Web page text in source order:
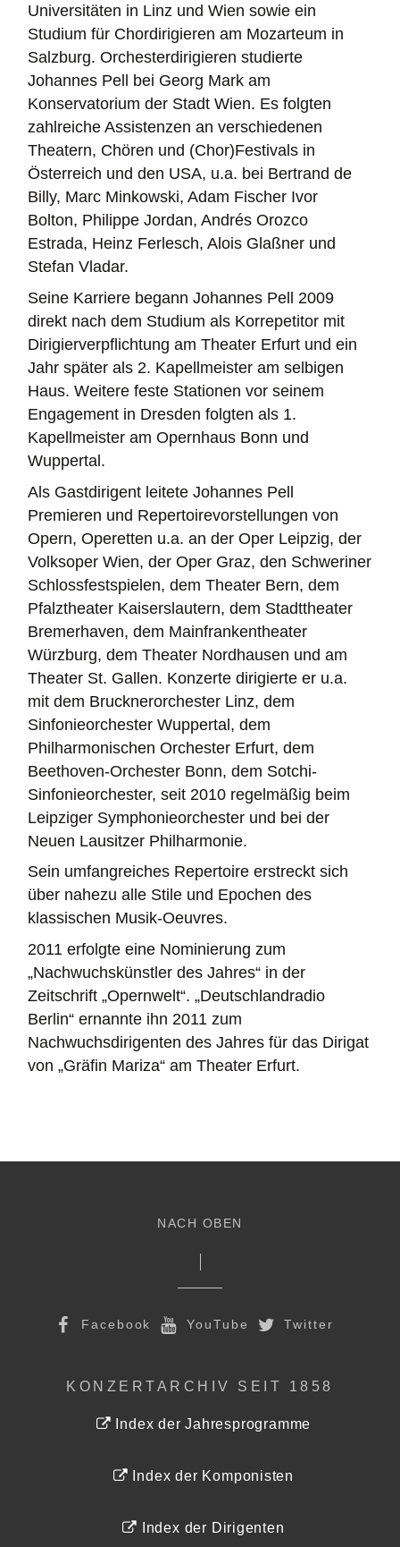
Universitäten in Linz und Wien sowie ein
Studium für Chordirigieren am Mozarteum in
Salzburg. Orchesterdirigieren studierte
Johannes Pell bei Georg Mark am
Konservatorium der Stadt Wien. Es folgten
zahlreiche Assistenzen an verschiedenen
Theatern, Chören und (Chor)Festivals in
Österreich und den USA, u.a. bei Bertrand de
Billy, Marc Minkowski, Adam Fischer Ivor
Bolton, Philippe Jordan, Andrés Orozco
Estrada, Heinz Ferlesch, Alois Glaßner und
Stefan Vladar.
Seine Karriere begann Johannes Pell 2009
direkt nach dem Studium als Korrepetitor mit
Dirigierverpflichtung am Theater Erfurt und ein
Jahr später als 2. Kapellmeister am selbigen
Haus. Weitere feste Stationen vor seinem
Engagement in Dresden folgten als 1.
Kapellmeister am Opernhaus Bonn und
Wuppertal.
Als Gastdirigent leitete Johannes Pell
Premieren und Repertoirevorstellungen von
Opern, Operetten u.a. an der Oper Leipzig, der
Volksoper Wien, der Oper Graz, den Schweriner
Schlossfestspielen, dem Theater Bern, dem
Pfalztheater Kaiserslautern, dem Stadttheater
Bremerhaven, dem Mainfrankentheater
Würzburg, dem Theater Nordhausen und am
Theater St. Gallen. Konzerte dirigierte er u.a.
mit dem Brucknerorchester Linz, dem
Sinfonieorchester Wuppertal, dem
Philharmonischen Orchester Erfurt, dem
Beethoven-Orchester Bonn, dem Sotchi-
Sinfonieorchester, seit 2010 regelmäßig beim
Leipziger Symphonieorchester und bei der
Neuen Lausitzer Philharmonie.
Sein umfangreiches Repertoire erstreckt sich
über nahezu alle Stile und Epochen des
klassischen Musik-Oeuvres.
2011 erfolgte eine Nominierung zum
„Nachwuchskünstler des Jahres“ in der
Zeitschrift „Opernwelt“. „Deutschlandradio
Berlin“ ernannte ihn 2011 zum
Nachwuchsdirigenten des Jahres für das Dirigat
von „Gräfin Mariza“ am Theater Erfurt.
NACH OBEN
Facebook YouTube Twitter
KONZERTARCHIV SEIT 1858
Index der Jahresprogramme
Index der Komponisten
Index der Dirigenten